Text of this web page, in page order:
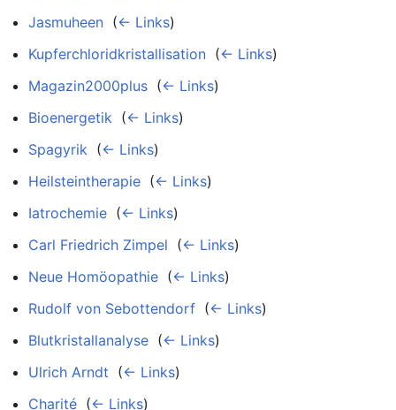
Jasmuheen (← Links)
Kupferchloridkristallisation (← Links)
Magazin2000plus (← Links)
Bioenergetik (← Links)
Spagyrik (← Links)
Heilsteintherapie (← Links)
Iatrochemie (← Links)
Carl Friedrich Zimpel (← Links)
Neue Homöopathie (← Links)
Rudolf von Sebottendorf (← Links)
Blutkristallanalyse (← Links)
Ulrich Arndt (← Links)
Charité (← Links)